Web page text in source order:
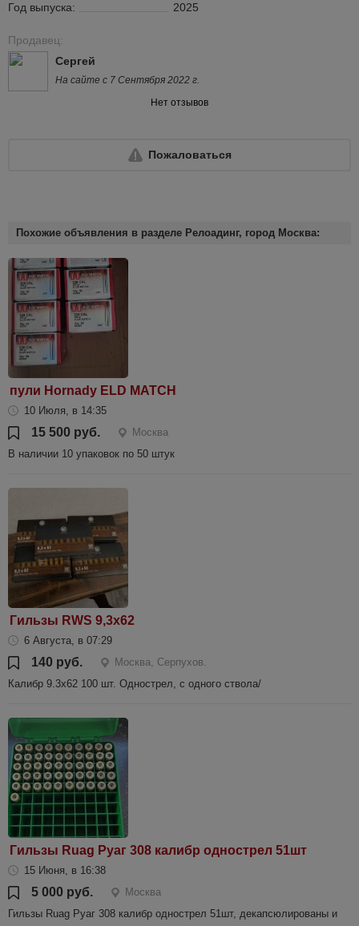
Год выпуска:
2025
Продавец:
Сергей
На сайте с 7 Сентября 2022 г.
Нет отзывов
Пожаловаться
Похожие объявления в разделе Релоадинг, город Москва:
пули Hornady ELD MATCH
10 Июля, в 14:35
15 500 руб.
Москва
В наличии 10 упаковок по 50 штук
Гильзы RWS 9,3х62
6 Августа, в 07:29
140 руб.
Москва, Серпухов.
Калибр 9.3х62 100 шт. Однострел, с одного ствола/
Гильзы Ruag Руаг 308 калибр однострел 51шт
15 Июня, в 16:38
5 000 руб.
Москва
Гильзы Ruag Руаг 308 калибр однострел 51шт, декапсюлированы и